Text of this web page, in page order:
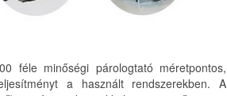
féle minőségi párologtató méretpontos,
a használt rendszerekben. A